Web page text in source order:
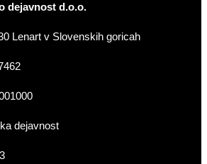
dejavnost d.o.o.
Lenart v Slovenskih goricah
dejavnost